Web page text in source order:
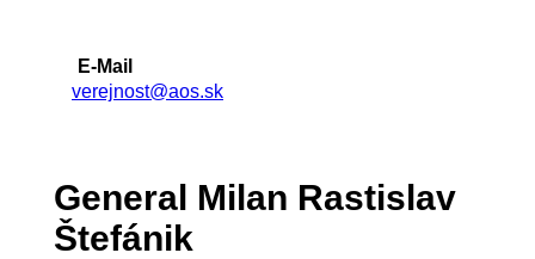
E-Mail
verejnost@aos.sk
General Milan Rastislav
Štefánik